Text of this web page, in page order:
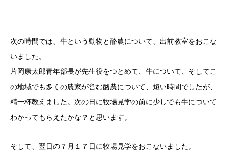
次の時間では、牛という動物と酪農について、出前教室をおこな
いました。
片岡康太郎青年部長が先生役をつとめて、牛について、そしてこ
の地域でも多くの農家が営む酪農について、短い時間でしたが、
精一杯教えました。次の日に牧場見学の前に少しでも牛について
わかってもらえたかな？と思います。
そして、翌日の７月１７日に牧場見学をおこないました。